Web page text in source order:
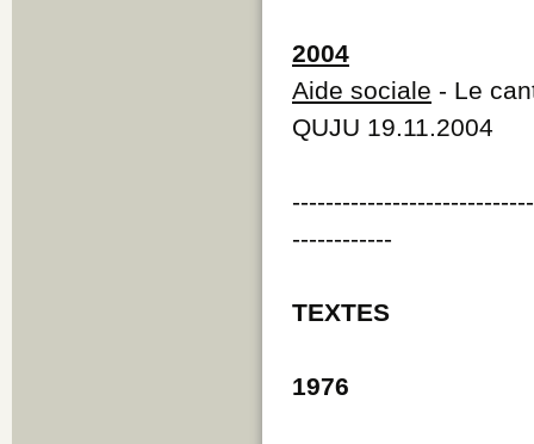
2004
Aide sociale - Le
QUJU 19.11.2004
------------
TEXTES
1976